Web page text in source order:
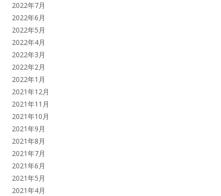
2022年7月
2022年6月
2022年5月
2022年4月
2022年3月
2022年2月
2022年1月
2021年12月
2021年11月
2021年10月
2021年9月
2021年8月
2021年7月
2021年6月
2021年5月
2021年4月